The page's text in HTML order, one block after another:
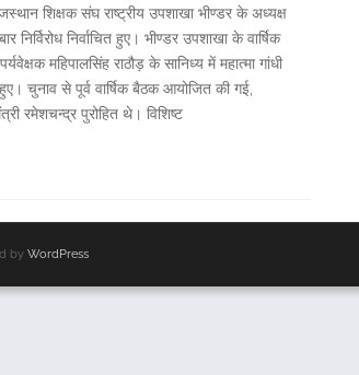
शिक्षक संघ राष्ट्रीय उपशाखा भीण्डर के अध्यक्ष
निर्विरोध निर्वाचित हुए। भीण्डर उपशाखा के वार्षिक
महिपालसिंह राठौड़ के सानिध्य में महात्मा गांधी
चुनाव से पूर्व वार्षिक बैठक आयोजित की गई,
रमेशचन्द्र पुरोहित थे। विशिष्ट
by WordPress